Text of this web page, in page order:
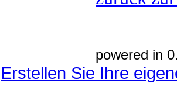
powered in
Erstellen Sie Ihre